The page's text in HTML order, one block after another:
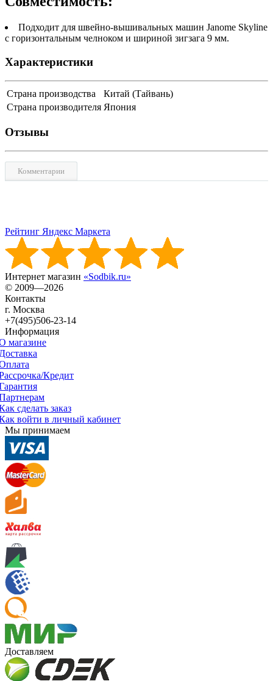
Подходит для швейно-вышивальных машин Janome Skyline
с горизонтальным челноком и шириной зигзага 9 мм.
Характеристики
Страна производства
Китай (Тайвань)
Страна производителя Япония
Отзывы
Комментарии
Рейтинг Яндекс Маркета
Интернет магазин «Sodbik.ru»
© 2009—2026
Контакты
г. Москва
+7(495)506-23-14
Информация
магазине
Кредит
сделать заказ
войти в личный кабинет
Мы принимаем
Доставляем